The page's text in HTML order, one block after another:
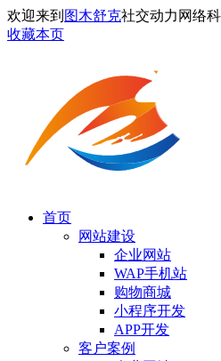
欢迎来到 图木舒克社交动力网络
收藏本页
首页
网站建设
企业网站
WAP手机站
购物商城
小程序开发
APP开发
客户案例